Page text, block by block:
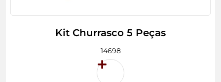
Kit Churrasco 5 Peças
14698